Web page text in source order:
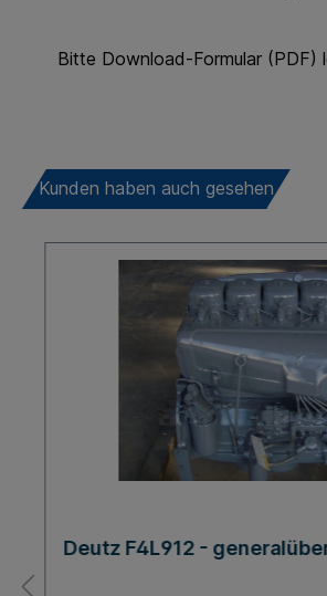
Bitte Download-Formular (PDF)
Kunden haben auch gesehen
Deutz F4L912 -